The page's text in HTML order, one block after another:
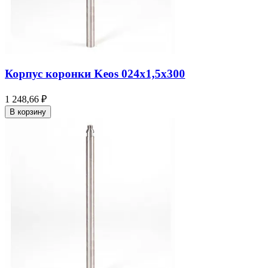
Корпус коронки Keos 024x1,5x300
1 248,66 ₽
В корзину